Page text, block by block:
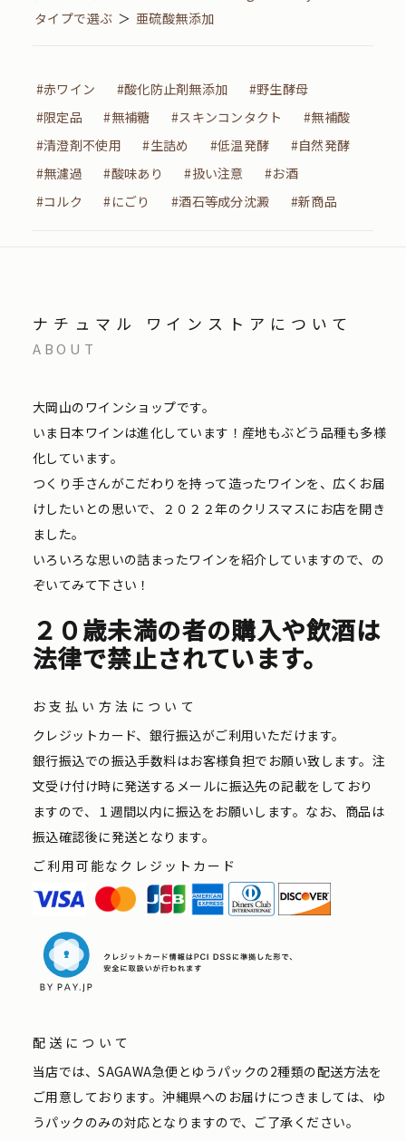
タイプで選ぶ ＞ 亜硫酸無添加
#赤ワイン #酸化防止剤無添加
#野生酵母
#限定品
#無補糖 #スキンコンタクト
#無補酸
#清澄剤不使用
#生詰め #低温発酵
#自然発酵
#無濾過
#酸味あり #扱い注意
#お酒
#コルク
#にごり #酒石等成分沈澱 #新商品
ナチュマル ワインストアについて
ABOUT
大岡山のワインショップです。
いま日本ワインは進化しています！産地もぶどう品種も多様
化しています。
つくり手さんがこだわりを持って造ったワインを、広くお届
けしたいとの思いで、２０２２年のクリスマスにお店を開き
ました。
いろいろな思いの詰まったワインを紹介していますので、の
ぞいてみて下さい！
２０歳未満の者の購入や飲酒は
法律で禁止されています。
お支払い方法について
クレジットカード、銀行振込がご利用いただけます。
銀行振込での振込手数料はお客様負担でお願い致します。注
文受け付け時に発送するメールに振込先の記載をしており
ますので、１週間以内に振込をお願いします。なお、商品は
振込確認後に発送となります。
ご利用可能なクレジットカード
配送について
当店では、SAGAWA急便とゆうパックの2種類の配送方法を
ご用意しております。沖縄県へのお届けにつきましては、ゆ
うパックのみの対応となりますので、ご了承ください。